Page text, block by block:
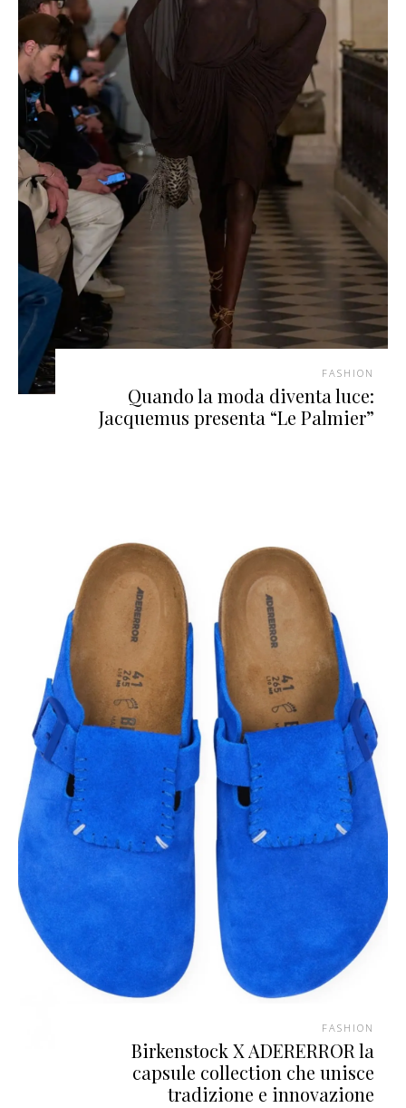
FASHION
Quando la moda diventa luce:
Jacquemus presenta “Le Palmier”
FASHION
Birkenstock X ADERERROR la
capsule collection che unisce
tradizione e innovazione